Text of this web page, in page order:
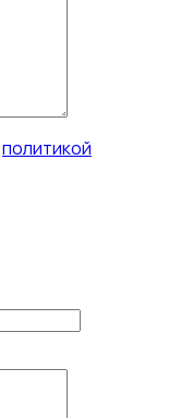
политикой